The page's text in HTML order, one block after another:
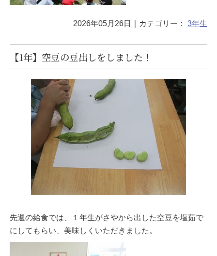
2026年05月26日 ｜カテゴリー： 3年生
【1年】空豆の豆出しをしました！
先週の給食では、１年生がさやから出した空豆を塩茹で
にしてもらい、美味しくいただきました。